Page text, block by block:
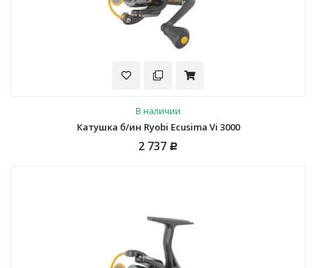
В наличии
Катушка б/ин Ryobi Ecusima Vi 3000
2 737 Р